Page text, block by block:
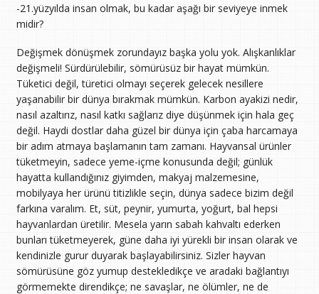
-21.yüzyılda insan olmak, bu kadar aşağı bir seviyeye inmek
midir?
Değişmek dönüşmek zorundayız başka yolu yok. Alışkanlıklar
değişmeli! Sürdürülebilir, sömürüsüz bir hayat mümkün.
Tüketici değil, türetici olmayı seçerek gelecek nesillere
yaşanabilir bir dünya bırakmak mümkün. Karbon ayakizi nedir,
nasıl azaltırız, nasıl katkı sağlarız diye düşünmek için hala geç
değil. Haydi dostlar daha güzel bir dünya için çaba harcamaya
bir adım atmaya başlamanın tam zamanı. Hayvansal ürünler
tüketmeyin, sadece yeme-içme konusunda değil; günlük
hayatta kullandığınız giyimden, makyaj malzemesine,
mobilyaya her ürünü titizlikle seçin, dünya sadece bizim değil
farkına varalım. Et, süt, peynir, yumurta, yoğurt, bal hepsi
hayvanlardan üretilir. Mesela yarın sabah kahvaltı ederken
bunları tüketmeyerek, güne daha iyi yürekli bir insan olarak ve
kendinizle gurur duyarak başlayabilirsiniz. Sizler hayvan
sömürüsüne göz yumup destekledikçe ve aradaki bağlantıyı
görmemekte direndikçe; ne savaşlar, ne ölümler, ne de